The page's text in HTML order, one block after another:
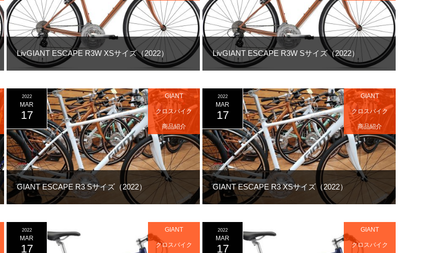
LivGIANT ESCAPE R3W XSサイズ（2022） LivGIANT ESCAPE R3W Sサイズ（2022）
GIANT ESCAPE R3 Sサイズ（2022）
2022
MAR
17
GIANT
クロスバイク
商品紹介
GIANT ESCAPE R3 XSサイズ（2022）
2022
MAR
17
GIANT
クロスバイク
商品紹介
2022
MAR
17
GIANT
クロスバイク
2022
MAR
17
GIANT
クロスバイク